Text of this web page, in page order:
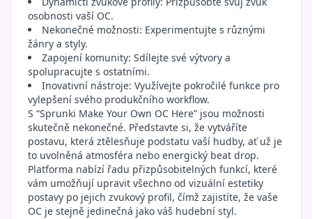
osobnosti vaší OC.
Nekonečné možnosti: Experimentujte s různými
žánry a styly.
Zapojení komunity: Sdílejte své výtvory a
spolupracujte s ostatními.
Inovativní nástroje: Využívejte pokročilé funkce pro
vylepšení svého produkčního workflow.
S “Sprunki Make Your Own OC Here” jsou možnosti
skutečně nekonečné. Představte si, že vytváříte
postavu, která ztělesňuje podstatu vaší hudby, ať už je
to uvolněná atmosféra nebo energický beat drop.
Platforma nabízí řadu přizpůsobitelných funkcí, které
vám umožňují upravit všechno od vizuální estetiky
postavy po jejich zvukový profil, čímž zajistíte, že vaše
OC je stejně jedinečná jako váš hudební styl.